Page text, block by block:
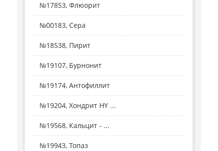
№17853, Флюорит
№00183, Сера
№18538, Пирит
№19107, Бурнонит
№19174, Антофиллит
№19204, Хондрит HY ...
№19568, Кальцит - ...
№19943, Топаз